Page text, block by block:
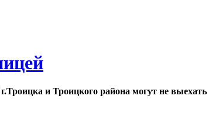
и Троицкого района могут не выехать